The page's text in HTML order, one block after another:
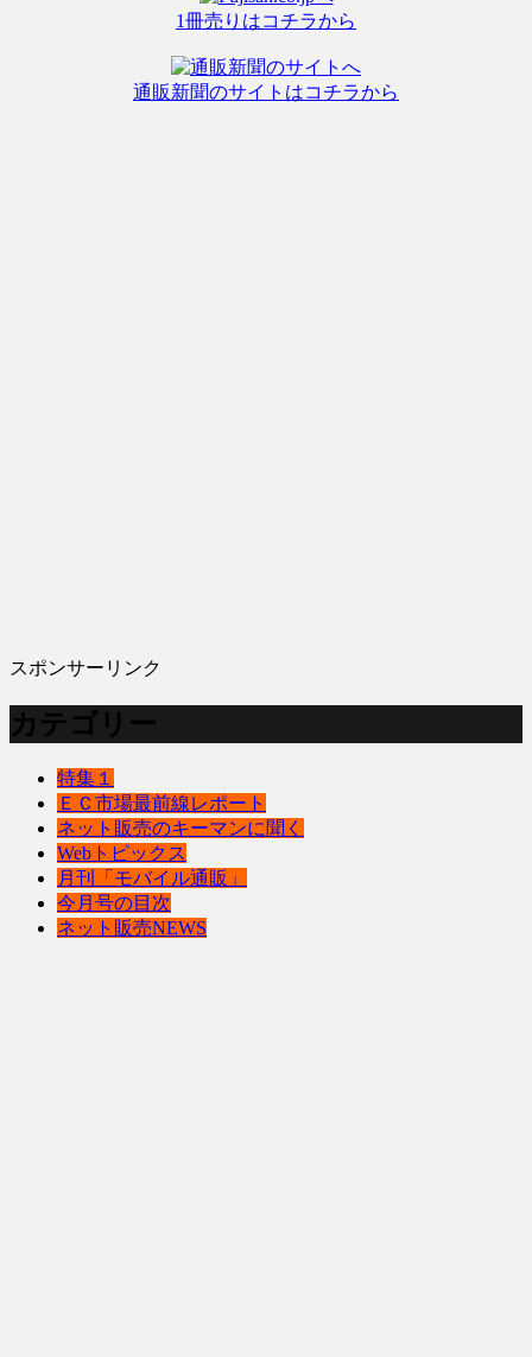
1冊売りはコチラから
通販新聞のサイトはコチラから
スポンサーリンク
カテゴリー
特集１
ＥＣ市場最前線レポート
ネット販売のキーマンに聞く
Webトピックス
月刊「モバイル通販」
今月号の目次
ネット販売NEWS